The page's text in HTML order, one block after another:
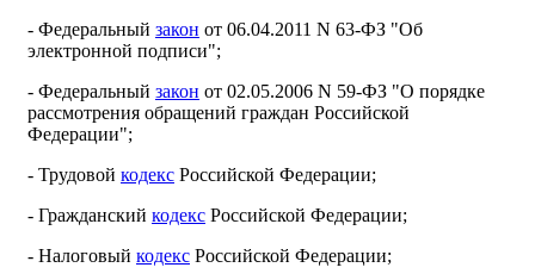
- Федеральный закон от 06.04.2011 N 63-ФЗ "Об
электронной подписи";
- Федеральный закон от 02.05.2006 N 59-ФЗ "О порядке
рассмотрения обращений граждан Российской
Федерации";
- Трудовой кодекс Российской Федерации;
- Гражданский кодекс Российской Федерации;
- Налоговый кодекс Российской Федерации;